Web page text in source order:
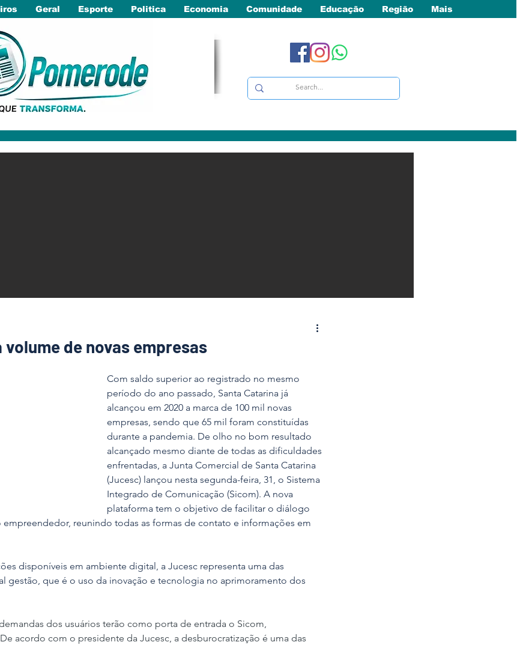
Geral Esporte Politica Economia Comunidade Educação Região Mais
de novas empresas
Com saldo superior ao registrado no mesmo
período do ano passado, Santa Catarina já
alcançou em 2020 a marca de 100 mil novas
empresas, sendo que 65 mil foram constituídas
durante a pandemia. De olho no bom resultado
alcançado mesmo diante de todas as dificuldades
enfrentadas, a Junta Comercial de Santa Catarina
(Jucesc) lançou nesta segunda-feira, 31, o Sistema
Integrado de Comunicação (Sicom). A nova
plataforma tem o objetivo de facilitar o diálogo
reunindo todas as formas de contato e informações em
disponíveis em ambiente digital, a Jucesc representa uma das
gestão, que é o uso da inovação e tecnologia no aprimoramento dos
dos usuários terão como porta de entrada o Sicom,
acordo com o presidente da Jucesc, a desburocratização é uma das